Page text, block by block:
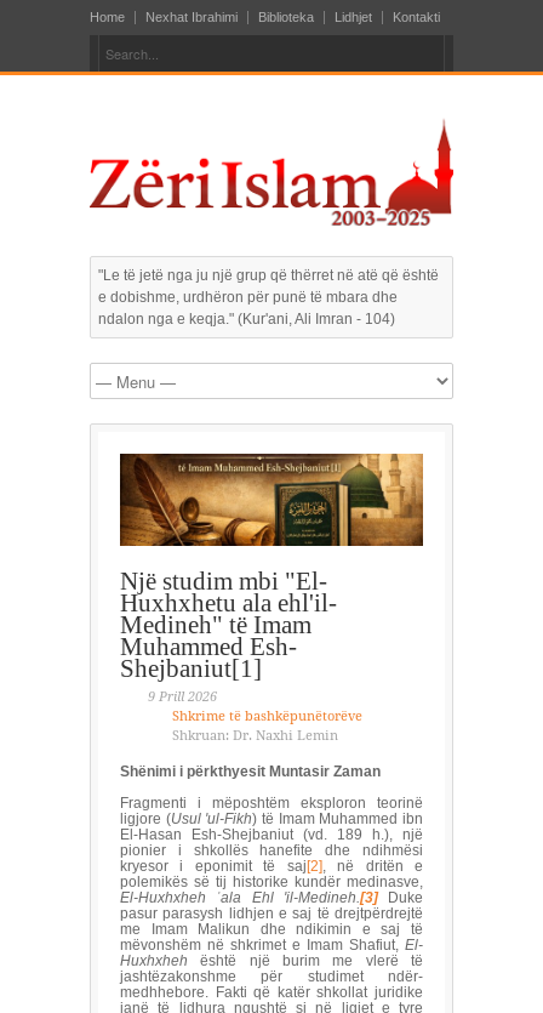
Home Nexhat Ibrahimi Biblioteka Lidhjet Kontakti
"Le të jetë nga ju një grup që thërret në atë që është
e dobishme, urdhëron për punë të mbara dhe
ndalon nga e keqja." (Kur'ani, Ali Imran - 104)
Një studim mbi "El-
Huxhxhetu ala ehl'il-
Medineh" të Imam
Muhammed Esh-
Shejbaniut[1]
9 Prill 2026
Shkrime të bashkëpunëtorëve
Shkruan: Dr. Naxhi Lemin
Shënimi i përkthyesit Muntasir Zaman
Fragmenti i mëposhtëm eksploron teorinë
ligjore (Usul 'ul-Fikh) të Imam Muhammed ibn
El-Hasan Esh-Shejbaniut (vd. 189 h.), një
pionier i shkollës hanefite dhe ndihmësi
kryesor i eponimit të saj [2], në dritën e
polemikës së tij historike kundër medinasve,
El-Huxhxheh
ʿala Ehl 'il-Medineh.[3]Duke
pasur parasysh lidhjen e saj të drejtpërdrejtë
me Imam Malikun dhe ndikimin e saj të
mëvonshëm në shkrimet e Imam Shafiut, El-
Huxhxhehështë një burim me vlerë të
jashtëzakonshme për studimet ndër-
medhhebore. Fakti që katër shkollat juridike
janë të lidhura ngushtë si në ligjet e tyre